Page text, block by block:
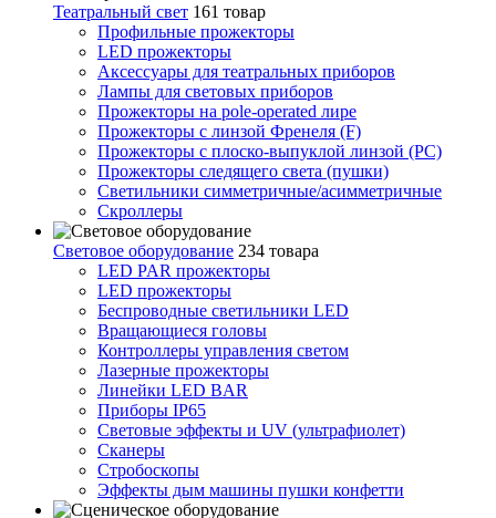
Театральный свет 161 товар
Профильные прожекторы
LED прожекторы
Аксессуары для театральных приборов
Лампы для световых приборов
Прожекторы на pole-operated лире
Прожекторы с линзой Френеля (F)
Прожекторы с плоско-выпуклой линзой (PC)
Прожекторы следящего света (пушки)
Светильники симметричные/асимметричные
Скроллеры
Световое оборудование 234 товара
LED PAR прожекторы
LED прожекторы
Беспроводные светильники LED
Вращающиеся головы
Контроллеры управления светом
Лазерные прожекторы
Линейки LED BAR
Приборы IP65
Световые эффекты и UV (ультрафиолет)
Сканеры
Стробоскопы
Эффекты дым машины пушки конфетти